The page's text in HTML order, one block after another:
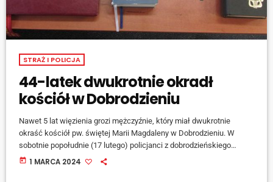
STRAŻ I POLICJA
44-latek dwukrotnie okradł
kościół w Dobrodzieniu
Nawet 5 lat więzienia grozi mężczyźnie, który miał dwukrotnie
okraść kościół pw. świętej Marii Magdaleny w Dobrodzieniu. W
sobotnie popołudnie (17 lutego) policjanci z dobrodzieńskiego
komisariatu zostali zaalarmowani o kradzieży w kościele na Placu
today 1 MARCA 2024